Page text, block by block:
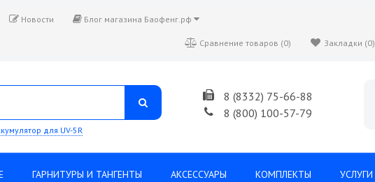
Новости Блог магазина Баофенг.рф
Закладки (0)
Сравнение товаров (0)
8 (8332) 75-66-88
8 (800) 100-57-79
для UV-5R
ГАРНИТУРЫ И ТАНГЕНТЫ АКСЕССУАРЫ КОМПЛЕКТЫ УСЛУГИ